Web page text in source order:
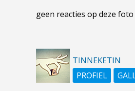
geen reacties op deze foto
TINNEKETIN
PROFIEL